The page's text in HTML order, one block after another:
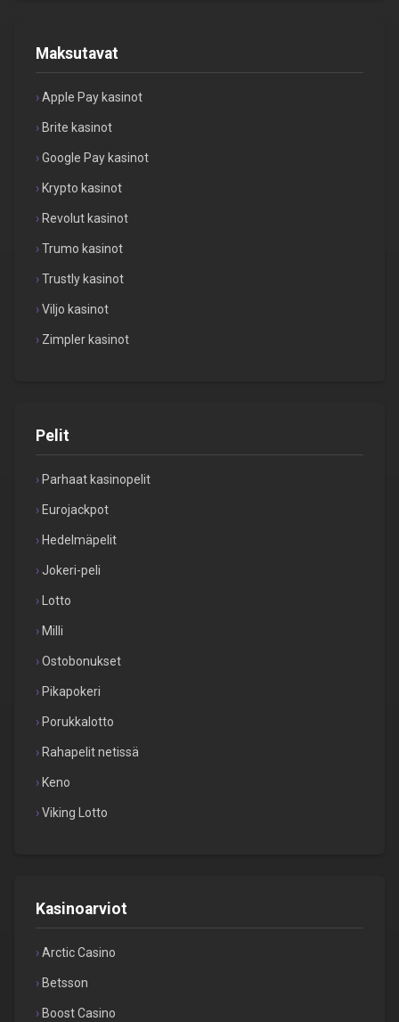
Maksutavat
Apple Pay kasinot
Brite kasinot
Google Pay kasinot
Krypto kasinot
Revolut kasinot
Trumo kasinot
Trustly kasinot
Viljo kasinot
Zimpler kasinot
Pelit
Parhaat kasinopelit
Eurojackpot
Hedelmäpelit
Jokeri-peli
Lotto
Milli
Ostobonukset
Pikapokeri
Porukkalotto
Rahapelit netissä
Keno
Viking Lotto
Kasinoarviot
Arctic Casino
Betsson
Boost Casino